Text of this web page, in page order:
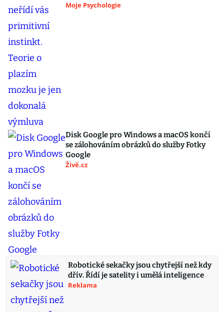
Moje Psychologie
Disk Google pro Windows a macOS končí
se zálohováním obrázků do služby Fotky
Google
Živě.cz
Robotické sekačky jsou chytřejší než kdy
dřív. Řídí je satelity i umělá inteligence
Reklama